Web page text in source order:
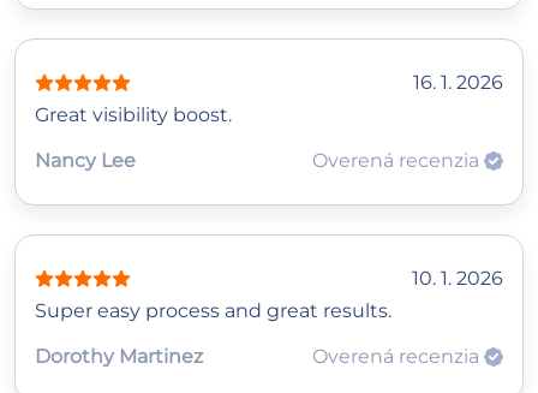
16. 1. 2026
Great visibility boost.
Nancy Lee
Overená recenzia
10. 1. 2026
Super easy process and great results.
Dorothy Martinez
Overená recenzia